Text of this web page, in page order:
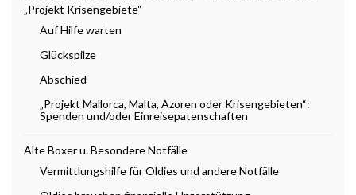
„Projekt Krisengebiete“
Auf Hilfe warten
Glückspilze
Abschied
„Projekt Mallorca, Malta, Azoren oder Krisengebieten“:
Spenden und/oder Einreisepatenschaften
Alte Boxer u. Besondere Notfälle
Vermittlungshilfe für Oldies und andere Notfälle